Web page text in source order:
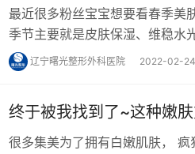
最近很多粉丝宝宝想要看春季美
季节主要就是皮肤保湿、维稳水
辽宁曙光整形外科医院 2022-02-
终于被我找到了~这种嫩
很多集美为了拥有白嫩肌肤，